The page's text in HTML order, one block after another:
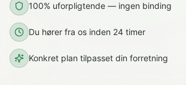
100% uforpligtende — ingen binding
Du hører fra os inden 24 timer
Konkret plan tilpasset din forretning